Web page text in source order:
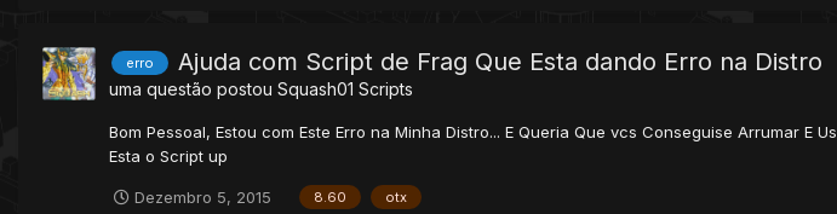
erro Ajuda com Script de Frag Que Esta dando Erro na Distro
uma questão postou Squash01 Scripts
Bom Pessoal, Estou com Este Erro na Minha Distro... E Queria Que vcs Conseguise Arrumar E
Esta o Script up
Dezembro 5, 2015 8.60 otx